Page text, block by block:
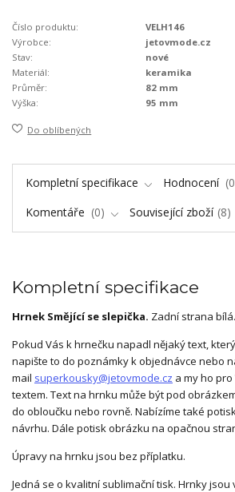
Číslo produktu:
VELH146
Výrobce:
jetovmode.cz
Stav:
nové
Materiál:
keramika
Průměr:
82 mm
Výška:
95 mm
Do oblíbených
Kompletní specifikace Hodnocení
0
Komentáře
0 Související zboží 8
Kompletní specifikace
Hrnek Smějící se slepička. Zadní strana bílá.
Pokud Vás k hrnečku napadl nějaký text,
napište to do poznámky k objednávce nebo
mail superkousky@jetovmode.cz a my ho
textem. Text na hrnku může být pod
do obloučku nebo rovně. Nabízíme také
návrhu. Dále potisk obrázku na opačnou
Úpravy na hrnku jsou bez příplatku.
Jedná se o kvalitní sublimační tisk. Hrnky